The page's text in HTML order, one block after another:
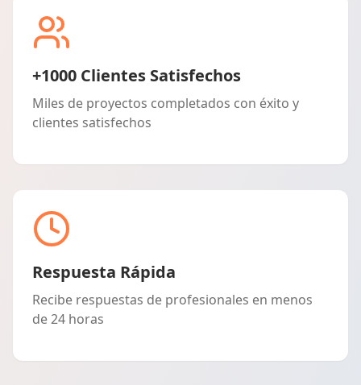
+1000 Clientes Satisfechos
Miles de proyectos completados con éxito y
clientes satisfechos
Respuesta Rápida
Recibe respuestas de profesionales en menos
de 24 horas